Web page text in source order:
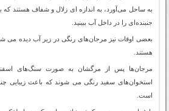
به ساحل می‌آورد، به اندازه ای زلال و شفاف هستند که
جنبنده‌ای را در داخل آب ببینید
بعضی اوقات نیز مرجان‌های رنگی در زیر آب دیده می
هستند
مرجان‌ها پس از مرگشان به صورت سنگ‌های اسفنجی
استخوان‌های سفید رنگی می شوند که باعث زیبایی
است